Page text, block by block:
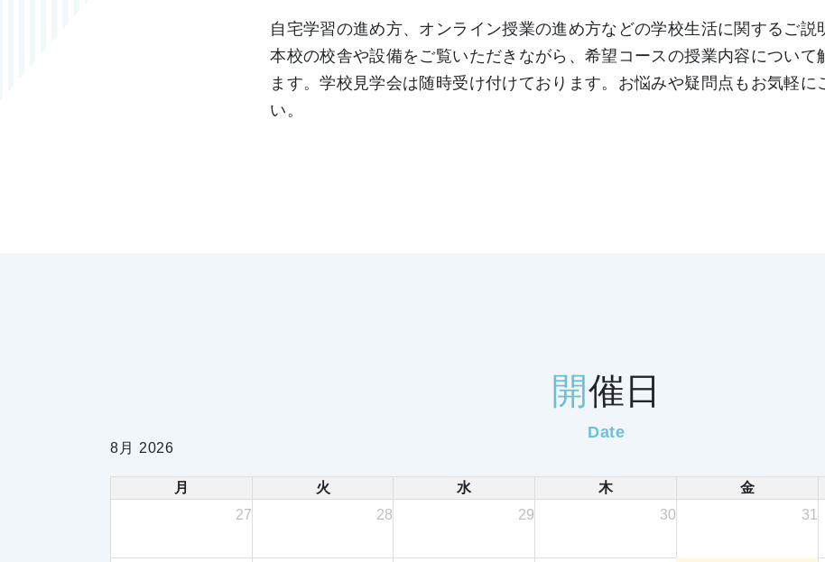
自宅学習の進め方、オンライン授業の進め方などの学校生活に関するご説
本校の校舎や設備をご覧いただきながら、希望コースの授業内容について
ます。学校見学会は随時受け付けております。お悩みや疑問点もお気軽に
い。
開催日
8月 2026
月 火 水 木 金
27
28 29 30 31